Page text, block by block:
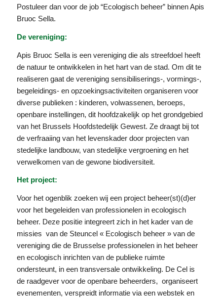
Postuleer dan voor de job “Ecologisch beheer” binnen Apis
Bruoc Sella.
De vereniging:
Apis Bruoc Sella is een vereniging die als streefdoel heeft
de natuur te ontwikkelen in het hart van de stad. Om dit te
realiseren gaat de vereniging sensibiliserings-, vormings-,
begeleidings- en opzoekingsactiviteiten organiseren voor
diverse publieken : kinderen, volwassenen, beroeps,
openbare instellingen, dit hoofdzakelijk op het grondgebied
van het Brussels Hoofdstedelijk Gewest. Ze draagt bij tot
de verfraaiing van het levenskader door projecten van
stedelijke landbouw, van stedelijke vergroening en het
verwelkomen van de gewone biodiversiteit.
Het project:
Voor het ogenblik zoeken wij een project beheer(st)(d)er
voor het begeleiden van professionelen in ecologisch
beheer. Deze positie integreert zich in het kader van de
missies van de Steuncel « Ecologisch beheer » van de
vereniging die de Brusselse professionelen in het beheer
en ecologisch inrichten van de publieke ruimte
ondersteunt, in een transversale ontwikkeling. De Cel is
de raadgever voor de openbare beheerders, organiseert
evenementen, verspreidt informatie via een webstek en